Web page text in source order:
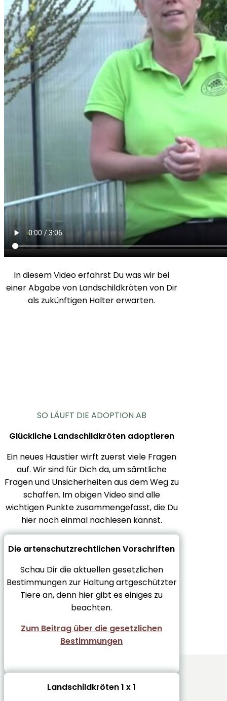
In diesem Video erfährst Du was wir bei
einer Abgabe von Landschildkröten von Dir
als zukünftigen Halter erwarten.
SO LÄUFT DIE ADOPTION AB
Glückliche Landschildkröten adoptieren
Ein neues Haustier wirft zuerst viele Fragen
auf. Wir sind für Dich da, um sämtliche
Fragen und Unsicherheiten aus dem Weg zu
schaffen. Im obigen Video sind alle
wichtigen Punkte zusammengefasst, die Du
hier noch einmal nachlesen kannst.
Die artenschutzrechtlichen Vorschriften
Schau Dir die aktuellen gesetzlichen
Bestimmungen zur Haltung artgeschützter
Tiere an, denn hier gibt es einiges zu
beachten.
Zum Beitrag über die gesetzlichen
Bestimmungen
Landschildkröten 1 x 1